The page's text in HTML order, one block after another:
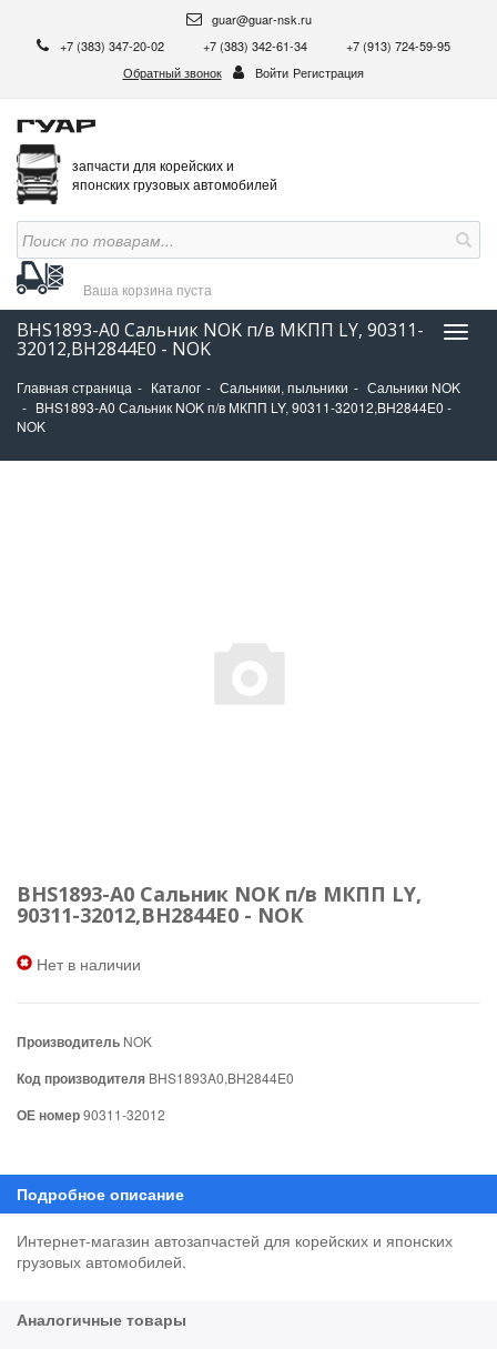
guar@guar-nsk.ru
+7 (383) 347-20-02
+7 (383) 342-61-34
+7 (913) 724-59-95
Обратный звонок
Войти Регистрация
запчасти для корейских и
японских грузовых автомобилей
Ваша корзина пуста
BHS1893-A0 Сальник NOK п/в МКПП LY, 90311-
32012,BH2844E0 - NOK
Главная страница Каталог Сальники, пыльники
Сальники NOK
BHS1893-A0 Сальник NOK п/в МКПП LY, 90311-32012,BH2844E0 -
NOK
BHS1893-A0 Сальник NOK п/в МКПП LY,
90311-32012,BH2844E0 - NOK
Нет в наличии
Производитель NOK
Код производителя BHS1893A0,BH2844E0
ОЕ номер90311-32012
Интернет-магазин автозапчастей для корейских и японских
грузовых автомобилей.